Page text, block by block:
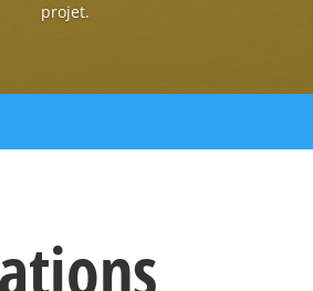
projet.